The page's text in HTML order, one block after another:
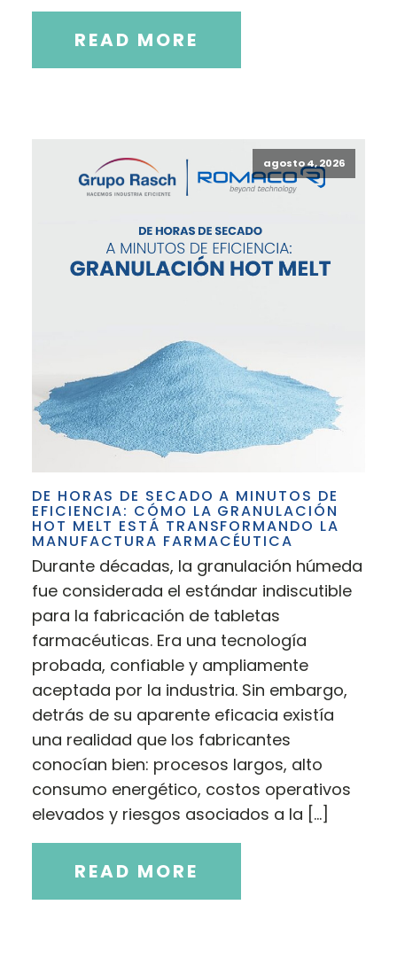
READ MORE
agosto 4, 2026
DE HORAS DE SECADO A MINUTOS DE
EFICIENCIA: CÓMO LA GRANULACIÓN
HOT MELT ESTÁ TRANSFORMANDO LA
MANUFACTURA FARMACÉUTICA
Durante décadas, la granulación húmeda
fue considerada el estándar indiscutible
para la fabricación de tabletas
farmacéuticas. Era una tecnología
probada, confiable y ampliamente
aceptada por la industria. Sin embargo,
detrás de su aparente eficacia existía
una realidad que los fabricantes
conocían bien: procesos largos, alto
consumo energético, costos operativos
elevados y riesgos asociados a la […]
READ MORE